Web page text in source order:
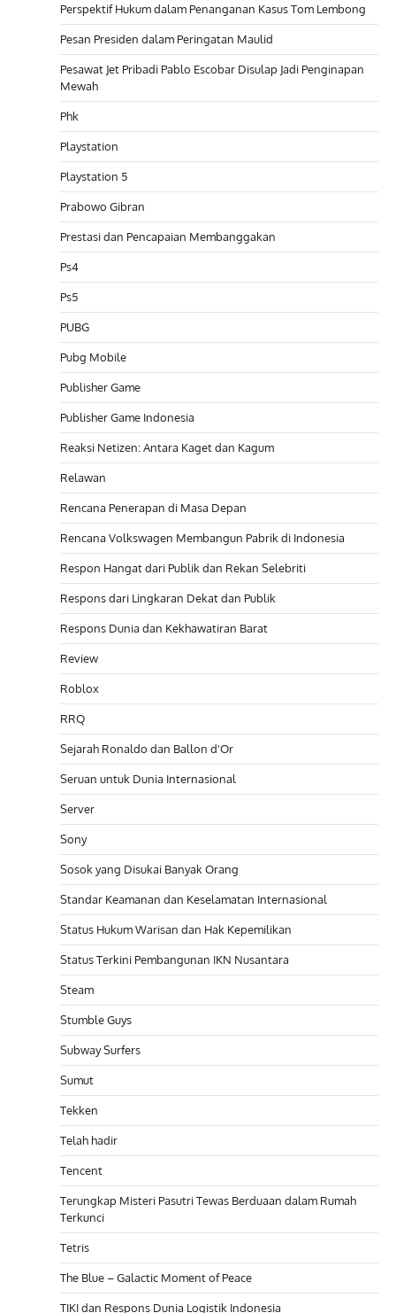
Perspektif Hukum dalam Penanganan Kasus Tom Lembong
Pesan Presiden dalam Peringatan Maulid
Pesawat Jet Pribadi Pablo Escobar Disulap Jadi Penginapan
Mewah
Phk
Playstation
Playstation 5
Prabowo Gibran
Prestasi dan Pencapaian Membanggakan
Ps4
Ps5
PUBG
Pubg Mobile
Publisher Game
Publisher Game Indonesia
Reaksi Netizen: Antara Kaget dan Kagum
Relawan
Rencana Penerapan di Masa Depan
Rencana Volkswagen Membangun Pabrik di Indonesia
Respon Hangat dari Publik dan Rekan Selebriti
Respons dari Lingkaran Dekat dan Publik
Respons Dunia dan Kekhawatiran Barat
Review
Roblox
RRQ
Sejarah Ronaldo dan Ballon d'Or
Seruan untuk Dunia Internasional
Server
Sony
Sosok yang Disukai Banyak Orang
Standar Keamanan dan Keselamatan Internasional
Status Hukum Warisan dan Hak Kepemilikan
Status Terkini Pembangunan IKN Nusantara
Steam
Stumble Guys
Subway Surfers
Sumut
Tekken
Telah hadir
Tencent
Terungkap Misteri Pasutri Tewas Berduaan dalam Rumah
Terkunci
Tetris
The Blue – Galactic Moment of Peace
TIKI dan Respons Dunia Logistik Indonesia